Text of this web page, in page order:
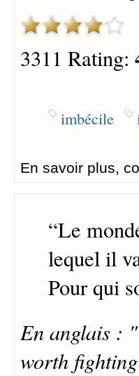
3311 Rating:
imbécile
En savoir plus,
“Le
lequel il
Pour qui
En anglais :
worth